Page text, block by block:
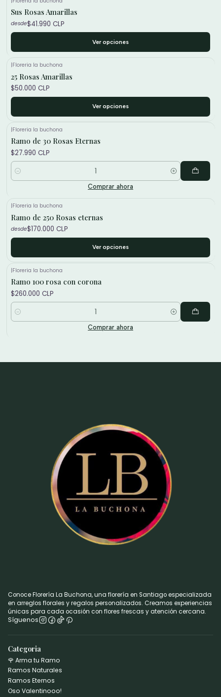
Sus Rosas Amarillas
desde$41.990 CLP
Ver opciones
|Floreria la buchona
25 Rosas Amarillas
$50.000 CLP
Ver opciones
|Floreria la buchona
Ramo de 30 Rosas Eternas
$27.990 CLP
Cantidad
Comprar ahora
|Floreria la buchona
Ramo de 250 Rosas eternas
desde$170.000 CLP
Ver opciones
|Floreria la buchona
Ramo 100 rosa con corona
$260.000 CLP
Cantidad
Comprar ahora
Conoce Florería La Buchona, una florería en Santiago especializada
en arreglos florales y regalos personalizados. Creamos experiencias
únicas para cada ocasión con flores frescas y atención cercana.
Síguenos
Categoria
🌹 Arma tu Ramo
Ramos Naturales
Ramos Eternos
Oso Valentinooo!